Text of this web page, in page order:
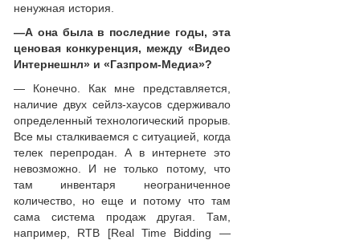
ненужная история.
—А она была в последние годы, эта
ценовая конкуренция, между «Видео
Интернешнл» и «Газпром-Медиа»?
— Конечно. Как мне представляется,
наличие двух сейлз-хаусов сдерживало
определенный технологический прорыв.
Все мы сталкиваемся с ситуацией, когда
телек перепродан. А в интернете это
невозможно. И не только потому, что
там инвентаря неограниченное
количество, но еще и потому что там
сама система продаж другая. Там,
например, RTB [Real Time Bidding —